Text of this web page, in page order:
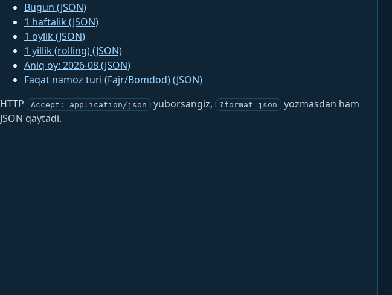
Bugun (JSON)
1 haftalik (JSON)
1 oylik (JSON)
1 yillik (rolling) (JSON)
Aniq oy: 2026-08 (JSON)
Faqat namoz turi (Fajr/Bomdod) (JSON)
HTTP
Accept: application/json yuborsangiz, ?format=json
yozmasdan ham
JSON qaytadi.